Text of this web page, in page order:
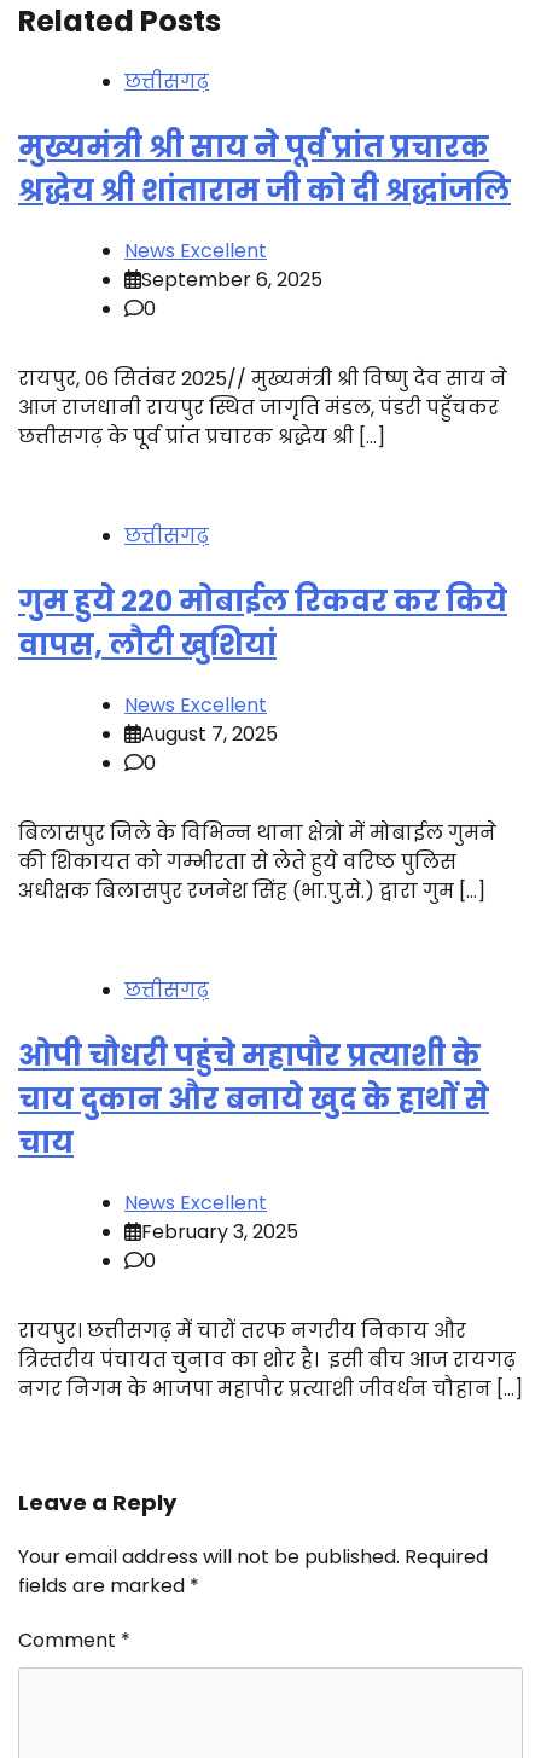
Related Posts
छत्तीसगढ़
मुख्यमंत्री श्री साय ने पूर्व प्रांत प्रचारक
श्रद्धेय श्री शांताराम जी को दी श्रद्धांजलि
News Excellent
September 6, 2025
0
रायपुर, 06 सितंबर 2025// मुख्यमंत्री श्री विष्णु देव साय ने
आज राजधानी रायपुर स्थित जागृति मंडल, पंडरी पहुँचकर
छत्तीसगढ़ के पूर्व प्रांत प्रचारक श्रद्धेय श्री […]
छत्तीसगढ़
गुम हुये 220 मोबाईल रिकवर कर किये
वापस, लौटी खुशियां
News Excellent
August 7, 2025
0
बिलासपुर जिले के विभिन्न थाना क्षेत्रो में मोबाईल गुमने
की शिकायत को गम्भीरता से लेते हुये वरिष्ठ पुलिस
अधीक्षक बिलासपुर रजनेश सिंह (भा.पु.से.) द्वारा गुम […]
छत्तीसगढ़
ओपी चौधरी पहुंचे महापौर प्रत्याशी के
चाय दुकान और बनाये खुद के हाथों से
चाय
News Excellent
February 3, 2025
0
रायपुर। छत्तीसगढ़ में चारों तरफ नगरीय निकाय और
त्रिस्तरीय पंचायत चुनाव का शोर है। इसी बीच आज रायगढ़
नगर निगम के भाजपा महापौर प्रत्याशी जीवर्धन चौहान […]
Leave a Reply
Your email address will not be published. Required
fields are marked *
Comment *